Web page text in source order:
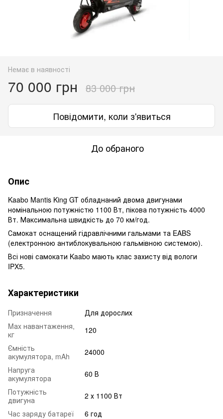
Немає в наявності
70 000 грн 83 000 грн
Повідомити, коли з'явиться
До обраного
Опис
Kaabo Mantis King GT обладнаний двома двигунами
номінальною потужністю 1100 Вт, пікова потужність 4000
Вт. Максимальна швидкість до 70 км/год.
Самокат оснащений гідравлічними гальмами та EABS
(електронною антиблокувальною гальмівною системою).
Всі нові самокати Kaabo мають клас захисту від вологи
IPX5.
Характеристики
Призначення
Для дорослих
Mаx навантаження,
кг
120
Ємність
акумулятора, mAh
24000
Напруга
акумулятора
60 В
Потужність
двигуна
2 х 1100 Вт
Час заряду батареї
6 год